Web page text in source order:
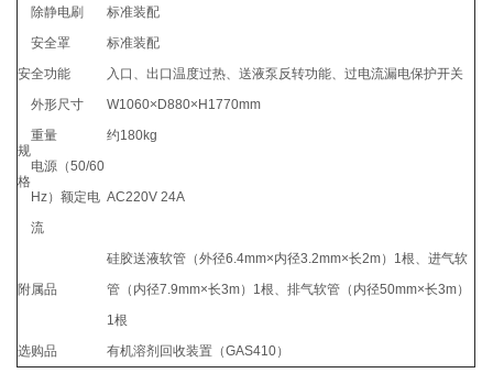
除静电刷
标准装配
安全罩
标准装配
安全功能
入口、出口温度过热、送液泵反转功能、过电流漏电保护开关
规
格
外形尺寸
W1060×D880×H1770mm
重量
约180kg
电源（50/60
Hz）额定电
流
AC220V 24A
附属品
硅胶送液软管（外径6.4mm×内径3.2mm×长2m）1根、进气软
管（内径7.9mm×长3m）1根、排气软管（内径50mm×长3m）
1根
选购品
有机溶剂回收装置（GAS410）